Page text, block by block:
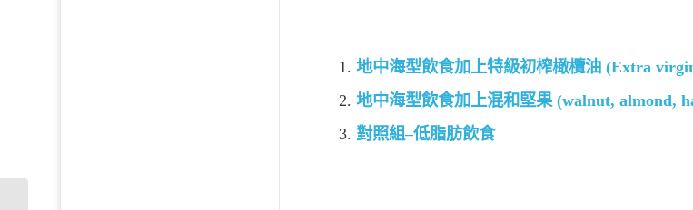
地中海型飲食加上特級初榨橄欖油 (Extra
地中海型飲食加上混和堅果 (walnut, almond,
對照組–低脂肪飲食